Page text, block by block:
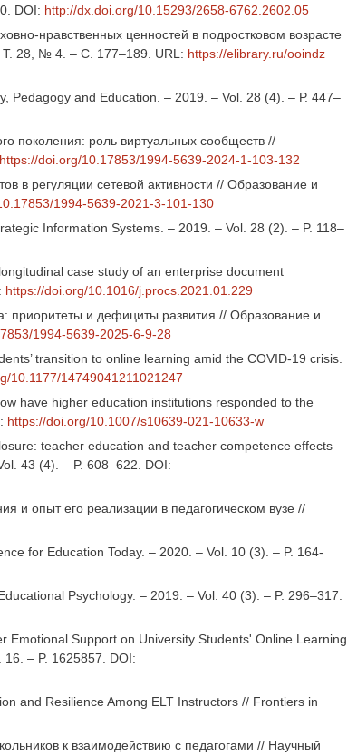
DOI: http://dx.doi.org/10.15293/2658-6762.2602.05
нравственных ценностей в подростковом возрасте
Т. 28, № 4. – С. 177–189. URL: https://elibrary.ru/ooindz
Pedagogy and Education. – 2019. – Vol. 28 (4). – Р. 447–
поколения: роль виртуальных сообществ //
https://doi.org/10.17853/1994-5639-2024-1-103-132
в регуляции сетевой активности // Образование и
1994-5639-2021-3-101-130
Information Systems. – 2019. – Vol. 28 (2). – P. 118–
case study of an enterprise document
https://doi.org/10.1016/j.procs.2021.01.229
и дефициты развития // Образование и
1994-5639-2025-6-9-28
transition to online learning amid the COVID-19 crisis.
10.1177/14749041211021247
have higher education institutions responded to the
https://doi.org/10.1007/s10639-021-10633-w
teacher education and teacher competence effects
43 (4). – P. 608–622. DOI:
опыт его реализации в педагогическом вузе //
for Education Today. – 2020. – Vol. 10 (3). – P. 164-
Psychology. – 2019. – Vol. 40 (3). – P. 296–317.
Emotional Support on University Students' Online Learning
– P. 1625857. DOI:
and Resilience Among ELT Instructors // Frontiers in
к взаимодействию с педагогами // Научный